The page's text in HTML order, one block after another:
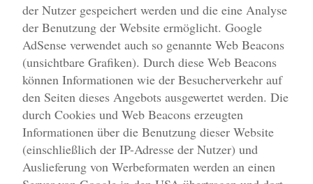
der Nutzer gespeichert werden und die eine Analyse
der Benutzung der Website ermöglicht. Google
AdSense verwendet auch so genannte Web Beacons
(unsichtbare Grafiken). Durch diese Web Beacons
können Informationen wie der Besucherverkehr auf
den Seiten dieses Angebots ausgewertet werden. Die
durch Cookies und Web Beacons erzeugten
Informationen über die Benutzung dieser Website
(einschließlich der IP-Adresse der Nutzer) und
Auslieferung von Werbeformaten werden an einen